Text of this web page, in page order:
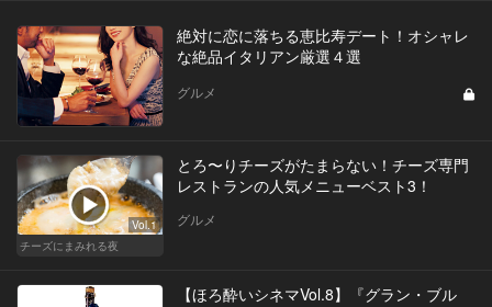
絶対に恋に落ちる恵比寿デート！オシャレ
な絶品イタリアン厳選４選
グルメ
Vol.1
チーズにまみれる夜
とろ〜りチーズがたまらない！チーズ専門
レストランの人気メニューベスト3！
グルメ
【ほろ酔いシネマVol.8】『グラン・ブル